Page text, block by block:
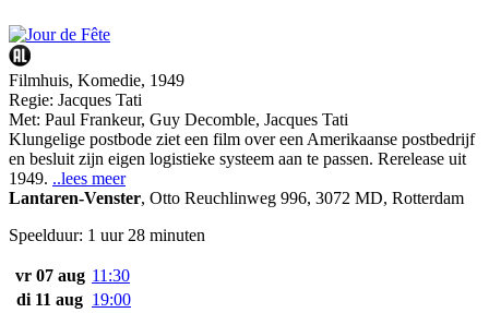
Filmhuis, Komedie, 1949
Regie: Jacques Tati
Met: Paul Frankeur, Guy Decomble, Jacques Tati
Klungelige postbode ziet een film over een Amerikaanse postbedrijf
en besluit zijn eigen logistieke systeem aan te passen. Rerelease uit
1949. ..lees meer
Lantaren-Venster, Otto Reuchlinweg 996, 3072 MD, Rotterdam
Speelduur: 1 uur 28 minuten
vr 07 aug 11:30
di 11 aug 19:00